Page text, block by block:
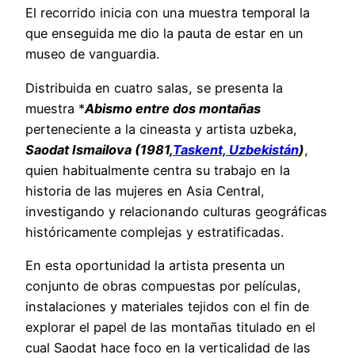
El recorrido inicia con una muestra temporal la
que enseguida me dio la pauta de estar en un
museo de vanguardia.
Distribuida en cuatro salas, se presenta la
muestra *Abismo entre dos montañas
perteneciente a la cineasta y artista uzbeka,
Saodat Ismailova (1981,Taskent, Uzbekistán),
quien habitualmente centra su trabajo en la
historia de las mujeres en Asia Central,
investigando y relacionando culturas geográficas
históricamente complejas y estratificadas.
En esta oportunidad la artista presenta un
conjunto de obras compuestas por películas,
instalaciones y materiales tejidos con el fin de
explorar el papel de las montañas titulado en el
cual Saodat hace foco en la verticalidad de las